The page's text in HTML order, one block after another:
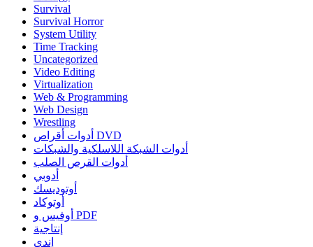
Survival
Survival Horror
System Utility
Time Tracking
Uncategorized
Video Editing
Virtualization
Web & Programming
Web Design
Wrestling
أدوات أقراص DVD
أدوات الشبكة اللاسلكية والشبكات
أدوات القرص الصلب
أدوبي
أوتوديسك
أوتوكاد
أوفيس و PDF
إنتاجية
إندي